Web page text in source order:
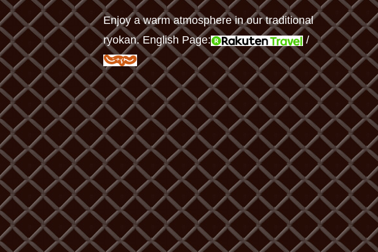
Enjoy a warm atmosphere in our traditional
ryokan. English Page:
/